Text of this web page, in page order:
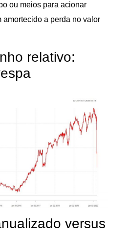
ou meios para acionar
amortecido a perda no valor
relativo:
versus